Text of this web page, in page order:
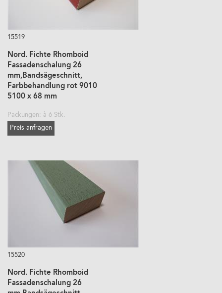
15519
Nord. Fichte Rhomboid
Fassadenschalung 26
mm,Bandsägeschnitt,
Farbbehandlung rot 9010
5100 x 68 mm
Packungen: à 6 Stk.
Preis anfragen
15520
Nord. Fichte Rhomboid
Fassadenschalung 26